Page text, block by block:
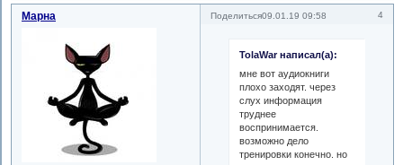
Поделиться 4
09.01.19 09:58
Марна
TolaWar написал(а):
мне вот аудиокниги
плохо заходят. через
слух информация
труднее
воспринимается.
возможно дело
тренировки конечно. но